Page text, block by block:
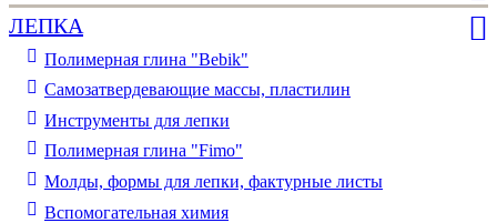
ЛЕПКА
Полимерная глина "Bebik"
Самозатвердевающие массы, пластилин
Инструменты для лепки
Полимерная глина "Fimo"
Молды, формы для лепки, фактурные листы
Вспомогательная химия